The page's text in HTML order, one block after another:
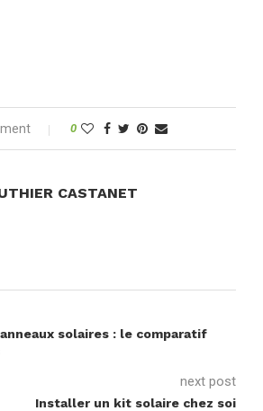
0
CASTANET
solaires : le comparatif
next post
Installer un kit solaire chez soi